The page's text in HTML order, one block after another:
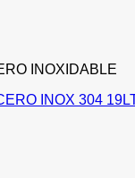
INOXIDABLE
INOX 304